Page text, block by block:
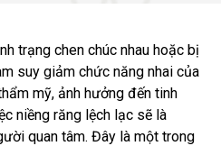
trạng chen chúc nhau hoặc bị
suy giảm chức năng nhai của
mỹ, ảnh hưởng đến tinh
niềng răng lệch lạc sẽ là
quan tâm. Đây là một trong